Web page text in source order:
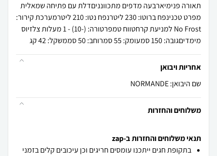
מפרט טכנינפח ברוטו: 230 ליטרנפח נטו: 210 ליטרמערכת קירור:
מימדיםגובה: 150 סמעומק: 55 סמרוחב: 50 סממשקל: 42 קג
אחריות ויבואן
שם היבואן: NORMANDE
משלוחים והחזרות
תנאי משלוחים והחזרות ב-zap
בתקופת חגים ייתכנו עומסים חריגים וכן עיכובים קלים בזמני